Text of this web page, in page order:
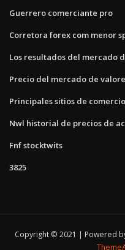
Guerrero comerciante pro
Corretora forex com menor
Los resultados del mercado
Precio del mercado de
Principales sitios de
Nwl historial de precios de
Fnf stocktwits
3825
Copyright © 2021 | Powered